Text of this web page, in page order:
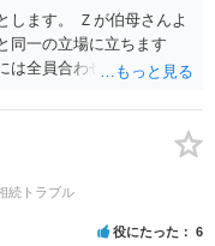
します。 Ｚが伯母さんよ
同一の立場に立ちます
は全員合わせてＺと同一
前提として，遺産分割協
ずつにしなくても，合意
証券，不動産等の有無
らし，相続税の申告の準
） ③遺産分割協議をする
続トラブル
役にたった 6